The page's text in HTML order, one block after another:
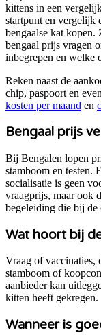
kittens in een
startpunt en vergelijk
bengaalse kat kopen.
bengaal prijs vragen
inbegrepen en welke
Reken naast de
chip, paspoort en
kosten per maand en
Bengaal prijs
Bij Bengalen lopen
stamboom en testen.
socialisatie is geen
vraagprijs, maar ook
begeleiding die bij de
Wat hoort bij
Vraag of vaccinaties,
stamboom of
aanbieder kan
kitten heeft gekregen.
Wanneer is